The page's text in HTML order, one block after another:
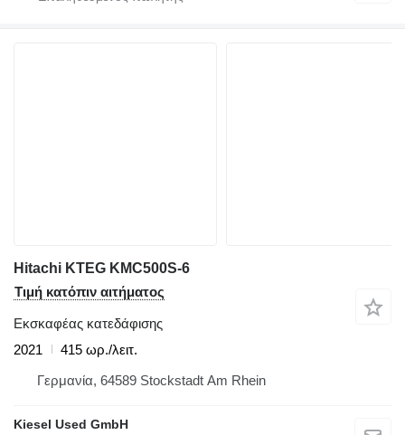
Hitachi KTEG KMC500S-6
Τιμή κατόπιν αιτήματος
Εκσκαφέας κατεδάφισης
2021
415 ωρ./λειτ.
Γερμανία, 64589 Stockstadt Am Rhein
Kiesel Used GmbH